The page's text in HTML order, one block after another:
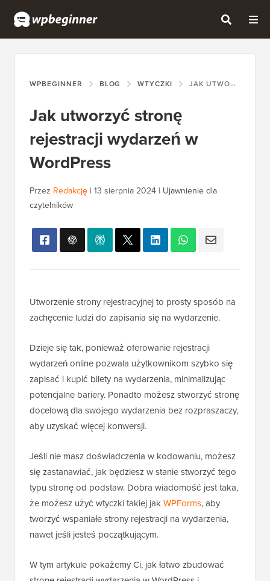
WPBEGINNER BLOG WTYCZKI JAK UTWORZYĆ STRONĘ REJESTRACJI WYDARZEŃ W WORDPRESS
Jak utworzyć stronę
rejestracji wydarzeń w
WordPress
Przez Redakcję | 13 sierpnia 2024 | Ujawnienie dla
czytelników
Utworzenie strony rejestracyjnej to prosty sposób na
zachęcenie ludzi do zapisania się na wydarzenie.
Dzieje się tak, ponieważ oferowanie rejestracji
wydarzeń online pozwala użytkownikom szybko się
zapisać i kupić bilety na wydarzenia, minimalizując
potencjalne bariery. Ponadto możesz stworzyć stronę
docelową dla swojego wydarzenia bez rozpraszaczy,
aby uzyskać więcej konwersji.
Jeśli nie masz doświadczenia w kodowaniu, możesz
się zastanawiać, jak będziesz w stanie stworzyć tego
typu stronę od podstaw. Dobra wiadomość jest taka,
że możesz użyć wtyczki takiej jakWPForms, aby
tworzyć wspaniałe strony rejestracji na wydarzenia,
nawet jeśli jesteś początkującym.
W tym artykule pokażemy Ci, jak łatwo zbudować